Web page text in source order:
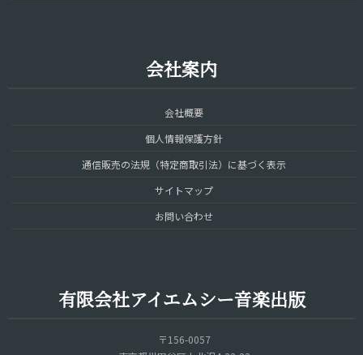
会社案内
会社概要
個人情報保護方針
通信販売の法規（特定商取引法）に基づく表示
サイトマップ
お問い合わせ
有限会社アイエムシー音楽出版
〒156-0057